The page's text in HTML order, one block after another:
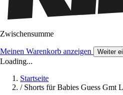
Zwischensumme
Meinen Warenkorb anzeigen Weiter
Loading...
Startseite
/ Shorts für Babies Guess Gmt